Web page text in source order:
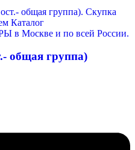
общая группа)